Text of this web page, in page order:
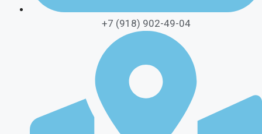
+7 (918) 902-49-04